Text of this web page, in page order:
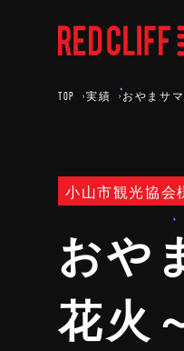
TOP 実績 おやまサ
小山市観光協会
おや
花火